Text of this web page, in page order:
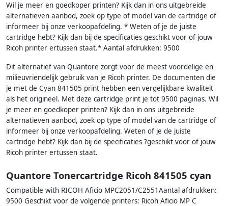
Wil je meer en goedkoper printen? Kijk dan in ons uitgebreide
alternatieven aanbod, zoek op type of model van de cartridge of
informeer bij onze verkoopafdeling. * Weten of je de juiste
cartridge hebt? Kijk dan bij de specificaties geschikt voor of jouw
Ricoh printer ertussen staat.* Aantal afdrukken: 9500
Dit alternatief van Quantore zorgt voor de meest voordelige en
milieuvriendelijk gebruik van je Ricoh printer. De documenten die
je met de Cyan 841505 print hebben een vergelijkbare kwaliteit
als het origineel. Met deze cartridge print je tot 9500 paginas. Wil
je meer en goedkoper printen? Kijk dan in ons uitgebreide
alternatieven aanbod, zoek op type of model van de cartridge of
informeer bij onze verkoopafdeling. Weten of je de juiste
cartridge hebt? Kijk dan bij de specificaties ?geschikt voor of jouw
Ricoh printer ertussen staat.
Quantore Tonercartridge Ricoh 841505 cyan
Compatible with RICOH Aficio MPC2051/C2551Aantal afdrukken:
9500 Geschikt voor de volgende printers: Ricoh Aficio MP C